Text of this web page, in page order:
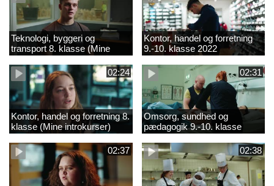
Teknologi, byggeri og
transport 8. klasse (Mine
introkurser) 2022
Kontor, handel og forretning
9.-10. klasse 2022
02:24
Kontor, handel og forretning 8.
klasse (Mine introkurser)
2022
02:31
Omsorg, sundhed og
pædagogik 9.-10. klasse
2022
02:37
02:38